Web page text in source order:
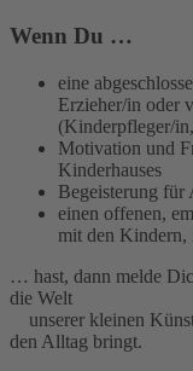
Wenn Du …
eine
Erzieher/in oder
(Kinderpfleger/
Motivation und
Kinderhauses
Begeisterung für
einen offenen,
mit den Kindern,
… hast, dann melde
die Welt
unserer kleinen
den Alltag bringt.